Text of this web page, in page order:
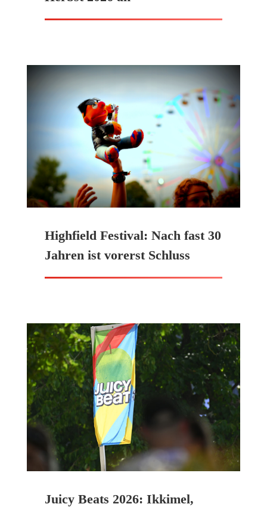
Highfield Festival: Nach fast 30
Jahren ist vorerst Schluss
Juicy Beats 2026: Ikkimel,